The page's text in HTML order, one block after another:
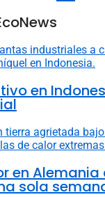
en
en
sola